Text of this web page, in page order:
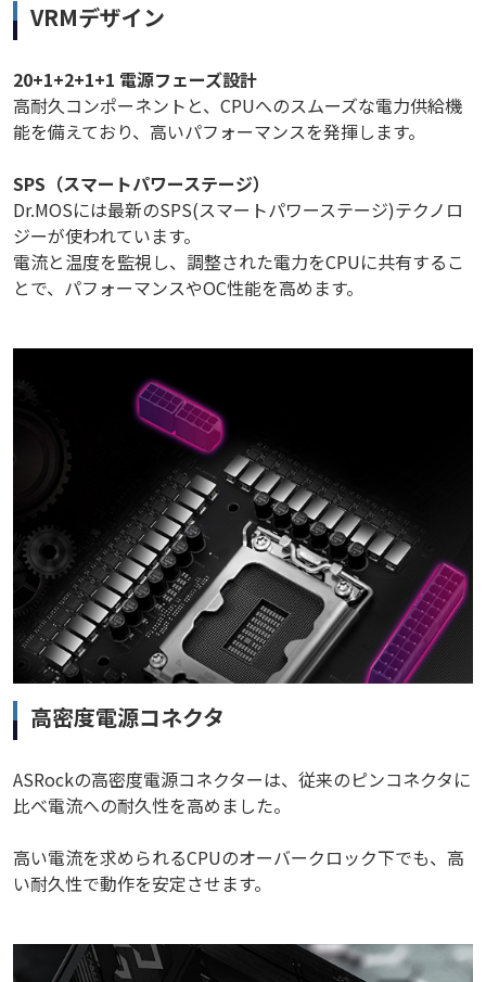
VRMデザイン
20+1+2+1+1 電源フェーズ設計
高耐久コンポーネントと、CPUへのスムーズな電力供給機
能を備えており、高いパフォーマンスを発揮します。
SPS（スマートパワーステージ）
Dr.MOSには最新のSPS(スマートパワーステージ)テクノロ
ジーが使われています。
電流と温度を監視し、調整された電力をCPUに共有するこ
とで、パフォーマンスやOC性能を高めます。
高密度電源コネクタ
ASRockの高密度電源コネクターは、従来のピンコネクタに
比べ電流への耐久性を高めました。
高い電流を求められるCPUのオーバークロック下でも、高
い耐久性で動作を安定させます。